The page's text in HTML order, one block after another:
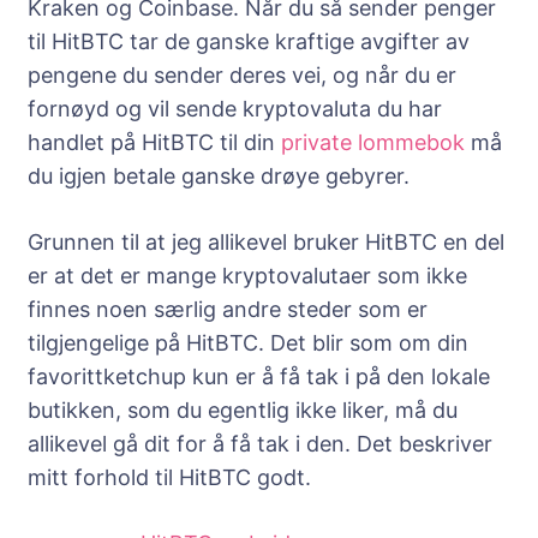
Kraken og Coinbase. Når du så sender penger
til HitBTC tar de ganske kraftige avgifter av
pengene du sender deres vei, og når du er
fornøyd og vil sende kryptovaluta du har
handlet på HitBTC til din private lommebok må
du igjen betale ganske drøye gebyrer.
Grunnen til at jeg allikevel bruker HitBTC en del
er at det er mange kryptovalutaer som ikke
finnes noen særlig andre steder som er
tilgjengelige på HitBTC. Det blir som om din
favorittketchup kun er å få tak i på den lokale
butikken, som du egentlig ikke liker, må du
allikevel gå dit for å få tak i den. Det beskriver
mitt forhold til HitBTC godt.